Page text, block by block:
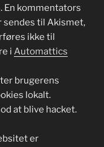
En kommentators
sendes til Akismet,
ikke til
i Automattics
brugerens
lokalt.
at blive hacket.
er